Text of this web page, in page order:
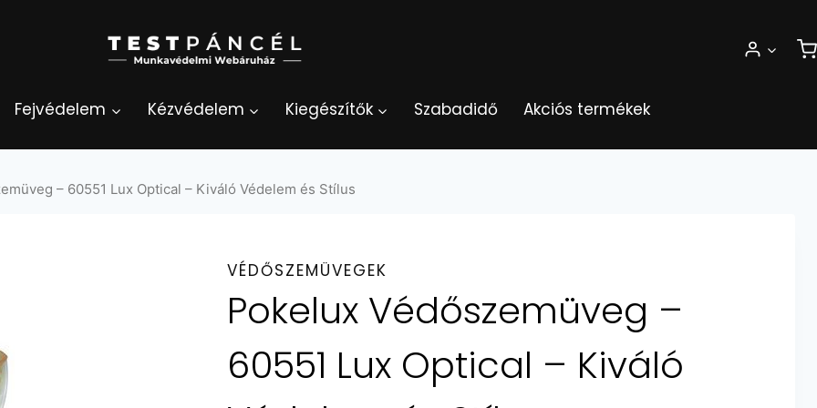
Fejvédelem Kézvédelem Kiegészítők Szabadidő Akciós termékek
– 60551 Lux Optical – Kiváló Védelem és Stílus
VÉDŐSZEMÜVEGEK
Pokelux Védőszemüveg –
60551 Lux Optical – Kiváló